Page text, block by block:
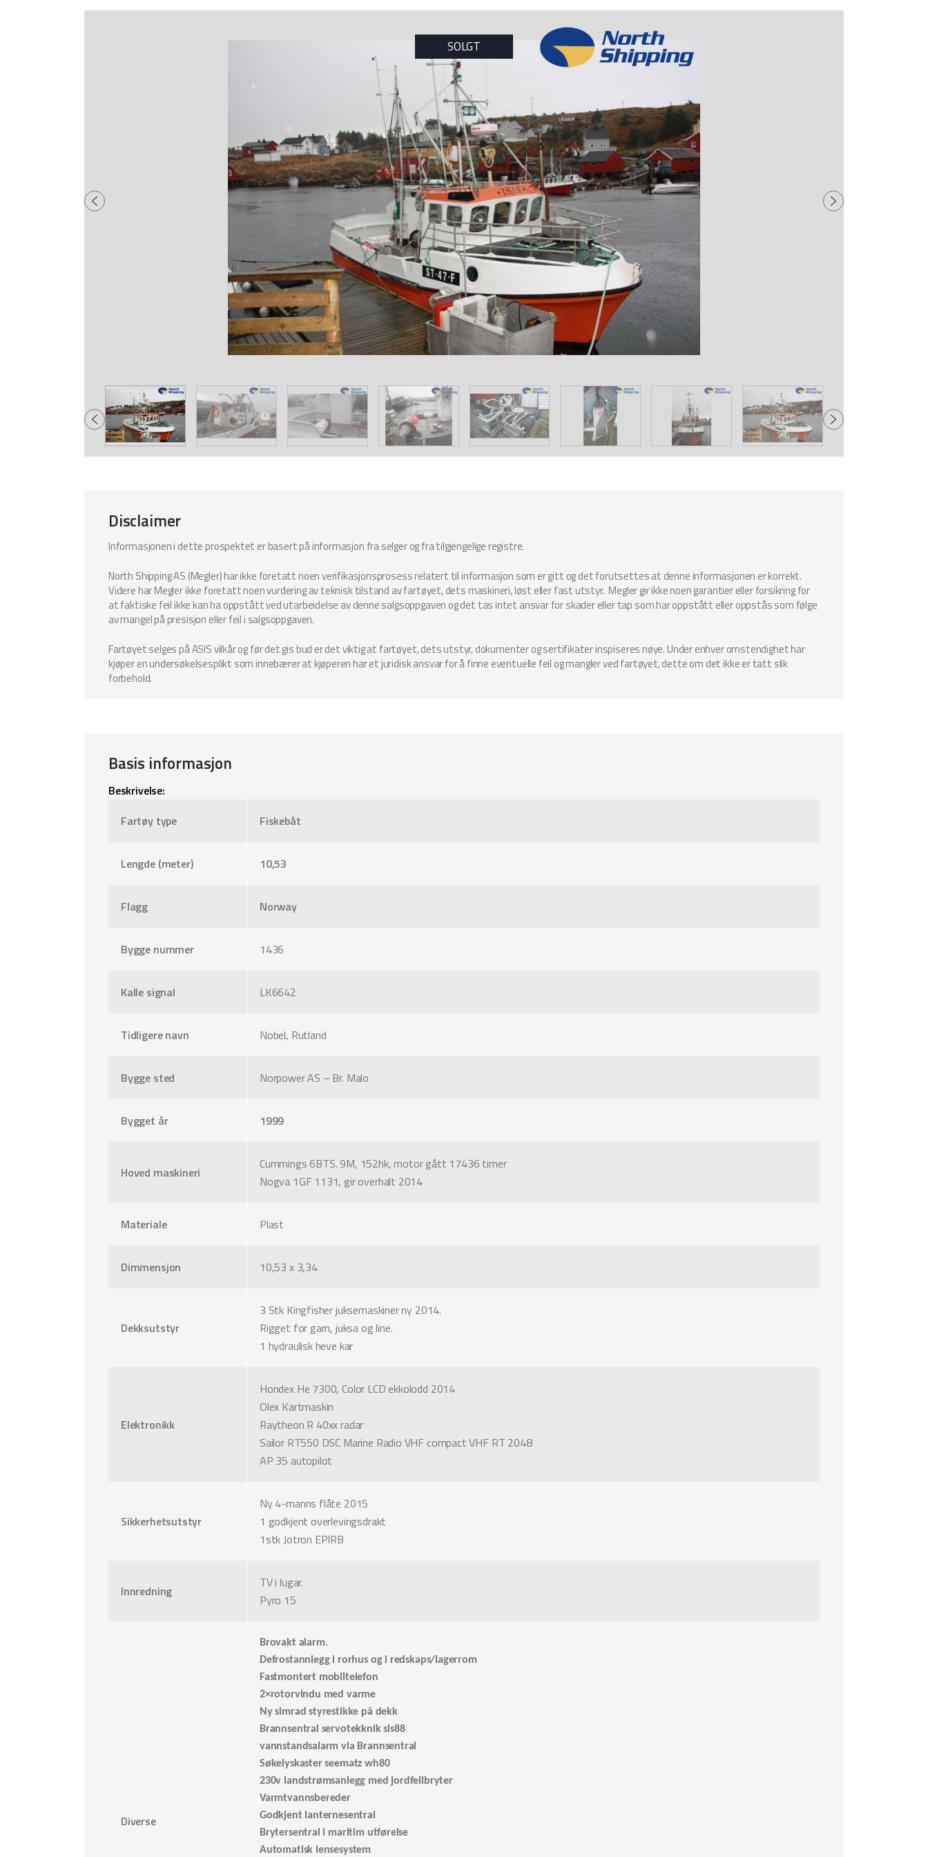
SOLGT
Disclaimer
Informasjonen i dette prospektet er basert på informasjon fra selger og fra tilgjengelige registre.
North Shipping AS (Megler) har ikke foretatt noen verifikasjonsprosess relatert til informasjon som er gitt og det forutsettes at denne informasjonen er korrekt.
Videre har Megler ikke foretatt noen vurdering av teknisk tilstand av fartøyet, dets maskineri, løst eller fast utstyr. Megler gir ikke noen garantier eller forsikring for
at faktiske feil ikke kan ha oppstått ved utarbeidelse av denne salgsoppgaven og det tas intet ansvar for skader eller tap som har oppstått eller oppstås som følge
av mangel på presisjon eller feil i salgsoppgaven.
Fartøyet selges på ASIS vilkår og før det gis bud er det viktig at fartøyet, dets utstyr, dokumenter og sertifikater inspiseres nøye. Under enhver omstendighet har
kjøper en undersøkelsesplikt som innebærer at kjøperen har et juridisk ansvar for å finne eventuelle feil og mangler ved fartøyet, dette om det ikke er tatt slik
forbehold.
Basis informasjon
Beskrivelse:
Fartøy type
Fiskebåt
Lengde (meter) 10,53
Flagg Norway
Bygge nummer 1436
Kalle signal LK6642
Tidligere navn Nobel, Rutland
Bygge sted Norpower AS – Br. Malo
Bygget år 1999
Hoved maskineri
Cummings 6BTS. 9M, 152hk, motor gått 17436 timer
Nogva 1GF 1131, gir overhalt 2014
Materiale Plast
Dimmensjon 10,53 x 3,34
Dekksutstyr
3 Stk Kingfisher juksemaskiner ny 2014.
Rigget for garn, juksa og line.
1 hydraulisk heve kar
Elektronikk
Hondex He 7300, Color LCD ekkolodd 2014
Olex Kartmaskin
Raytheon R 40xx radar
Sailor RT550 DSC Marine Radio VHF compact VHF RT 2048
AP 35 autopilot
Sikkerhetsutstyr
Ny 4-manns flåte 2015
1 godkjent overlevingsdrakt
1stk Jotron EPIRB
Innredning
TV i lugar.
Pyro 15
Diverse
Brovakt alarm.
Defrostannlegg i rorhus og i redskaps/lagerrom
Fastmontert mobiltelefon
2×rotorvindu med varme
Ny simrad styrestikke på dekk
Brannsentral servotekknik sls88
vannstandsalarm via Brannsentral
Søkelyskaster seematz wh80
230v landstrømsanlegg med jordfeilbryter
Varmtvannsbereder
Godkjent lanternesentral
Brytersentral i maritim utførelse
Automatisk lensesystem